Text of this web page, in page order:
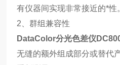
有仪器间实现非常接近的*性
2、群组兼容性
DataColor分光色差仪
无缝的额外组成部分或替代